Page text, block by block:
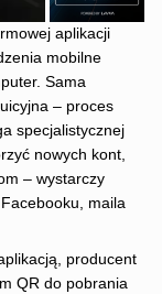
aplikacji
mobilne
Sama
– proces
specjalistycznej
nowych kont,
– wystarczy
maila
producent
QR do pobrania